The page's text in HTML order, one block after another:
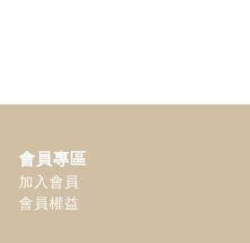
會員專區
加入會員
會員權益